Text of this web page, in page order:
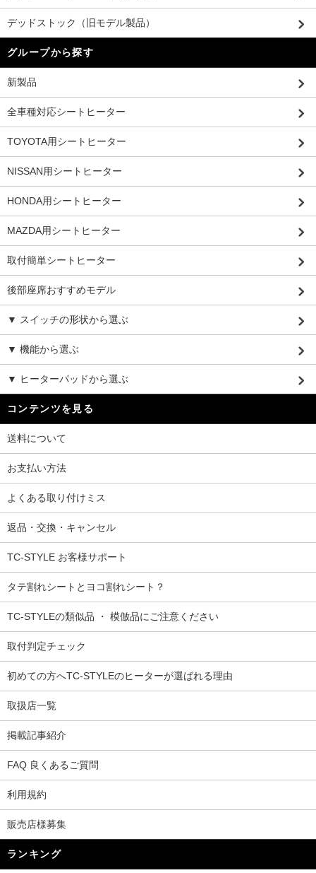
デッドストック（旧モデル製品）
グループから探す
新製品
全車種対応シートヒーター
TOYOTA用シートヒーター
NISSAN用シートヒーター
HONDA用シートヒーター
MAZDA用シートヒーター
取付簡単シートヒーター
後部座席おすすめモデル
▼ スイッチの形状から選ぶ
▼ 機能から選ぶ
▼ ヒーターパッドから選ぶ
コンテンツを見る
送料について
お支払い方法
よくある取り付けミス
返品・交換・キャンセル
TC-STYLE お客様サポート
タテ割れシートとヨコ割れシート？
TC-STYLEの類似品 ・ 模倣品にご注意ください
取付判定チェック
初めての方へTC-STYLEのヒーターが選ばれる理由
取扱店一覧
掲載記事紹介
FAQ 良くあるご質問
利用規約
販売店様募集
ランキング